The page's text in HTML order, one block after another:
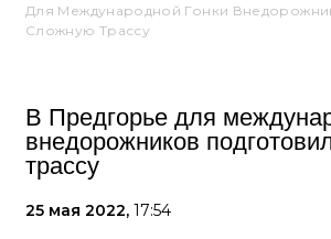
Для Международной Гонки
Сложную Трассу
В Предгорье для
внедорожников
трассу
25 мая 2022, 17:54